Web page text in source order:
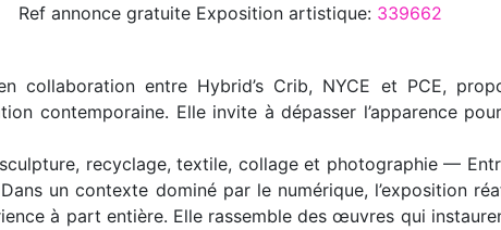
Ref annoncegratuite Exposition artistique: 339662
collaboration entre Hybrid’s Crib, NYCE et PCE,
contemporaine. Elle invite à dépasser l’apparence
recyclage, textile, collage et photographie —
un contexte dominé par le numérique, l’exposition
à part entière. Elle rassemble des œuvres qui